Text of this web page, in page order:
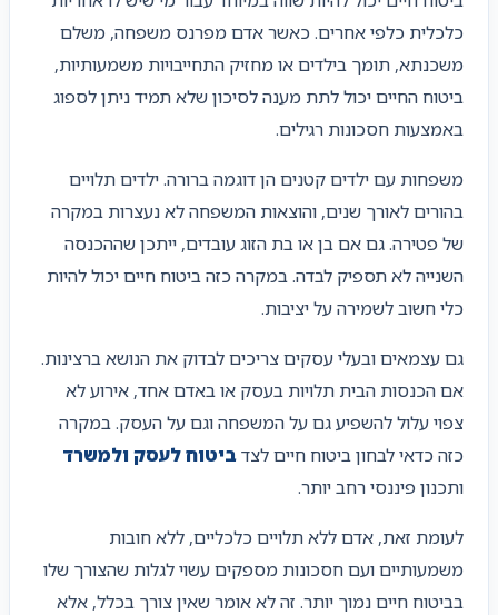
כלכלית כלפי אחרים. כאשר אדם מפרנס משפחה, משלם
משכנתא, תומך בילדים או מחזיק התחייבויות משמעותיות,
ביטוח החיים יכול לתת מענה לסיכון שלא תמיד ניתן לספוג
באמצעות חסכונות רגילים.
משפחות עם ילדים קטנים הן דוגמה ברורה. ילדים תלויים
בהורים לאורך שנים, והוצאות המשפחה לא נעצרות במקרה
של פטירה. גם אם בן או בת הזוג עובדים, ייתכן שההכנסה
השנייה לא תספיק לבדה. במקרה כזה ביטוח חיים יכול להיות
כלי חשוב לשמירה על יציבות.
גם עצמאים ובעלי עסקים צריכים לבדוק את הנושא ברצינות.
אם הכנסות הבית תלויות בעסק או באדם אחד, אירוע לא
צפוי עלול להשפיע גם על המשפחה וגם על העסק. במקרה
כזה כדאי לבחון ביטוח חיים לצדביטוח לעסק ולמשרד
ותכנון פיננסי רחב יותר.
לעומת זאת, אדם ללא תלויים כלכליים, ללא חובות
משמעותיים ועם חסכונות מספקים עשוי לגלות שהצורך שלו
בביטוח חיים נמוך יותר. זה לא אומר שאין צורך בכלל, אלא